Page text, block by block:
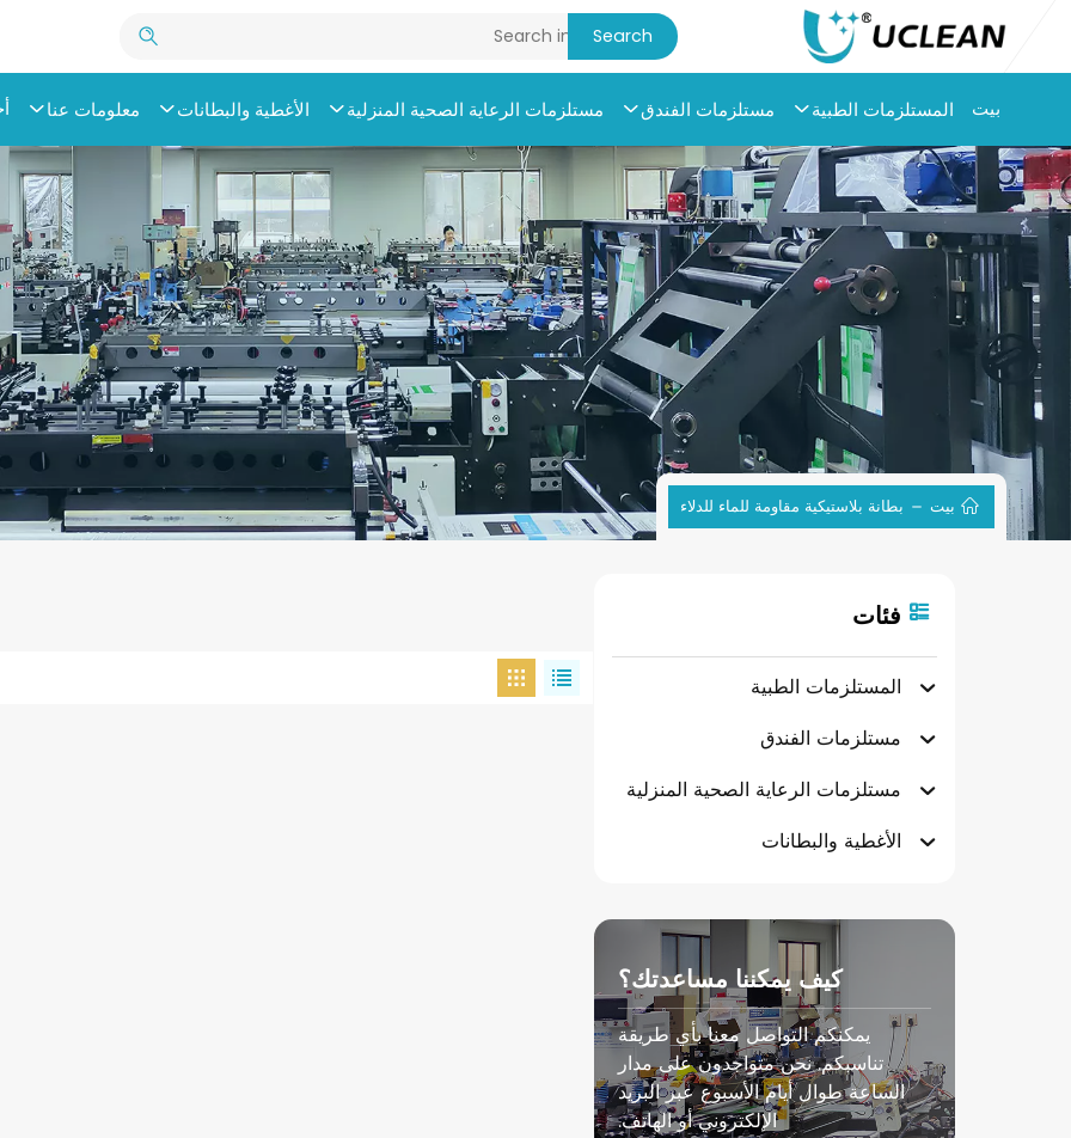
بيت المستلزمات الطبية مستلزمات الفندق مستلزمات الرعاية الصحية المنزلية الأغطية والبطانات معلومات عنا
بيت بطانة بلاستيكية مقاومة للماء للدلاء
فئات
المستلزمات الطبية
مستلزمات الفندق
مستلزمات الرعاية الصحية المنزلية
الأغطية والبطانات
كيف يمكننا مساعدتك؟
يمكنكم التواصل معنا بأي طريقة
تناسبكم. نحن متواجدون على مدار
الساعة طوال أيام الأسبوع عبر البريد
الإلكتروني أو الهاتف.